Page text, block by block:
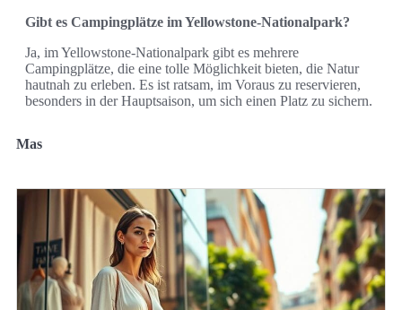
Gibt es Campingplätze im Yellowstone-Nationalpark?
Ja, im Yellowstone-Nationalpark gibt es mehrere
Campingplätze, die eine tolle Möglichkeit bieten, die Natur
hautnah zu erleben. Es ist ratsam, im Voraus zu reservieren,
besonders in der Hauptsaison, um sich einen Platz zu sichern.
Mas